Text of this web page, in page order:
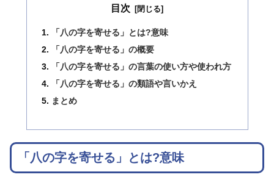
目次
「八の字を寄せる」とは?意味
「八の字を寄せる」の概要
「八の字を寄せる」の言葉の使い方や使われ方
「八の字を寄せる」の類語や言いかえ
まとめ
「八の字を寄せる」とは?意味